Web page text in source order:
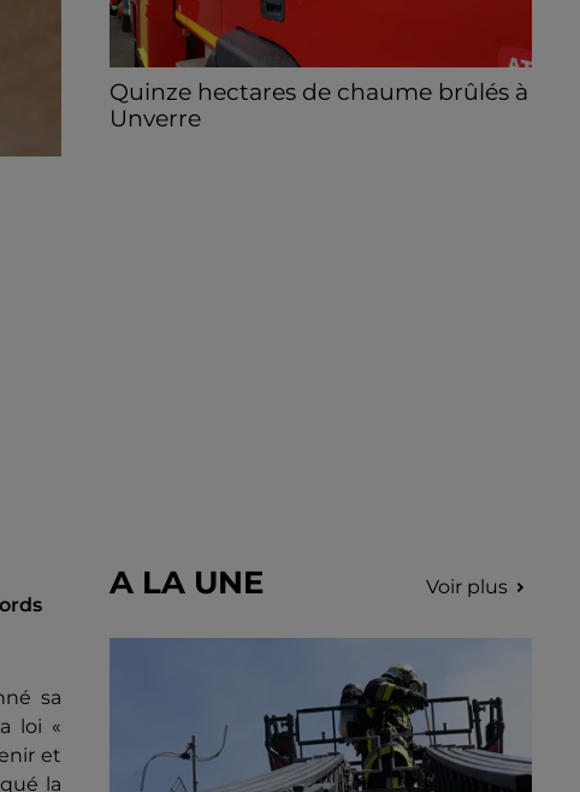
sa
loi «
et
la
Quinze hectares de chaume brûlés à
Unverre
A LA UNE Voir plus